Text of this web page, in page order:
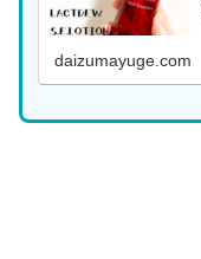
daizumayuge.com